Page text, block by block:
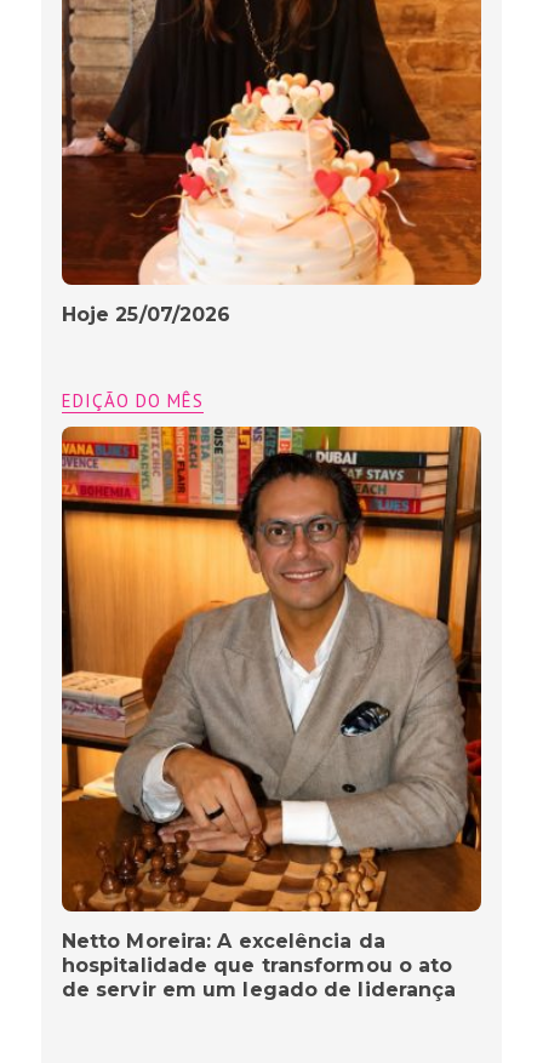
Hoje 25/07/2026
EDIÇÃO DO MÊS
Netto Moreira: A excelência da
hospitalidade que transformou o ato
de servir em um legado de liderança